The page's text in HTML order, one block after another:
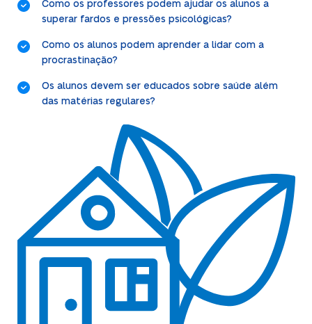
Como os professores podem ajudar os alunos a
superar fardos e pressões psicológicas?
Como os alunos podem aprender a lidar com a
procrastinação?
Os alunos devem ser educados sobre saúde além
das matérias regulares?